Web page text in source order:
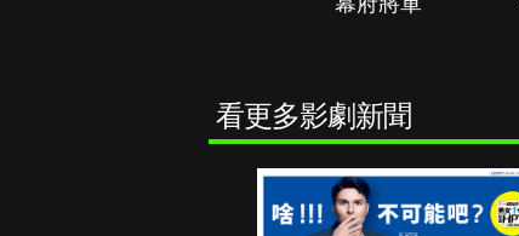
看更多影劇新聞